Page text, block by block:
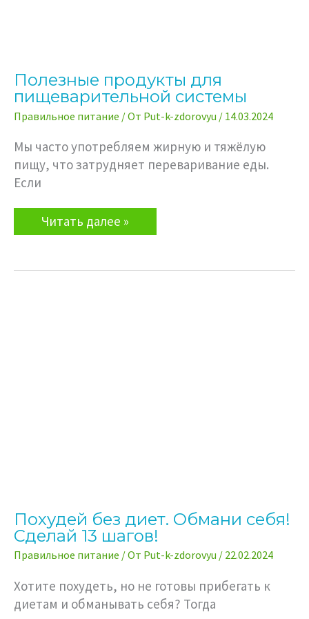
Полезные продукты для
пищеварительной системы
Правильное питание / От Put-k-zdorovyu / 14.03.2024
Мы часто употребляем жирную и тяжёлую
пищу, что затрудняет переваривание еды.
Если
Полезные
продукты
системы
Читать далее »
Похудей без диет. Обмани себя!
Сделай 13 шагов!
Правильное питание / От Put-k-zdorovyu / 22.02.2024
Хотите похудеть, но не готовы прибегать к
диетам и обманывать себя? Тогда